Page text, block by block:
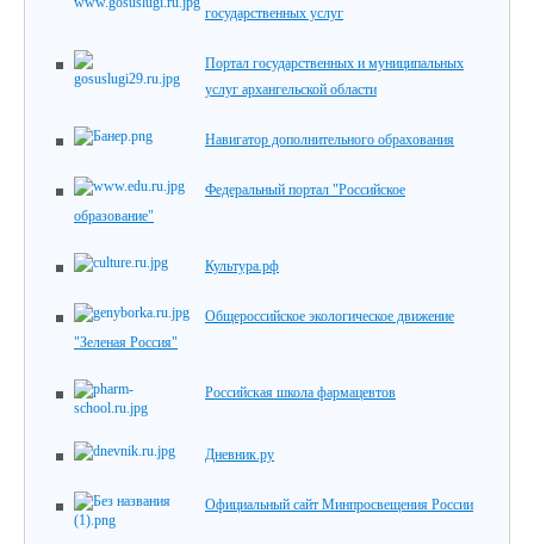
государственных услуг
Портал государственных и муниципальных
услуг архангельской области
Навигатор дополнительного обрахования
Федеральный портал "Российское
образование"
Культура.рф
Общероссийское экологическое движение
"Зеленая Россия"
Российская школа фармацевтов
Дневник.ру
Официальный сайт Минпросвещения России